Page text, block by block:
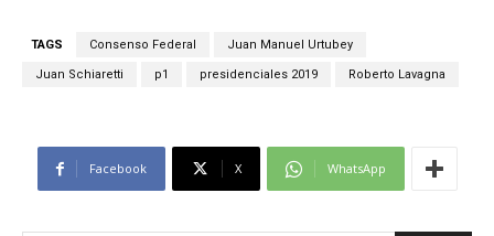
TAGS Consenso Federal Juan Manuel Urtubey
Juan Schiaretti p1 presidenciales 2019 Roberto Lavagna
Facebook X WhatsApp